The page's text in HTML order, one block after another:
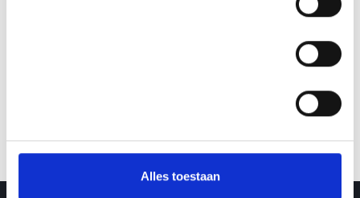
Alles toestaan